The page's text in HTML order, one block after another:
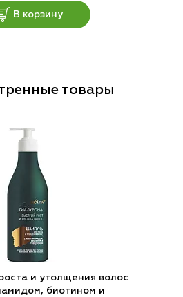
В корзину
товары
и утолщения волос
биотином и